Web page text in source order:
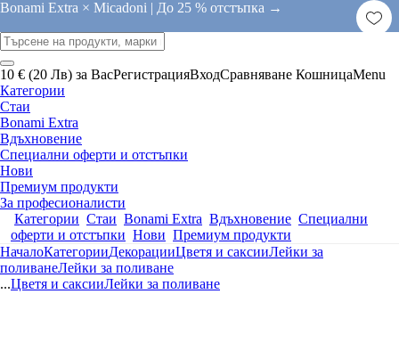
Bonami Extra × Micadoni | До 25 % отстъпка →
10 € (20 Лв) за ВасРегистрацияВходСравняване КошницаMenu
Категории
Стаи
Bonami Extra
Вдъхновение
Специални оферти и отстъпки
Нови
Премиум продукти
За професионалисти
Категории Стаи Bonami Extra Вдъхновение Специални
оферти и отстъпки Нови Премиум продукти
НачалоКатегорииДекорацииЦветя и саксииЛейки за
поливанеЛейки за поливане
...Цветя и саксииЛейки за поливане